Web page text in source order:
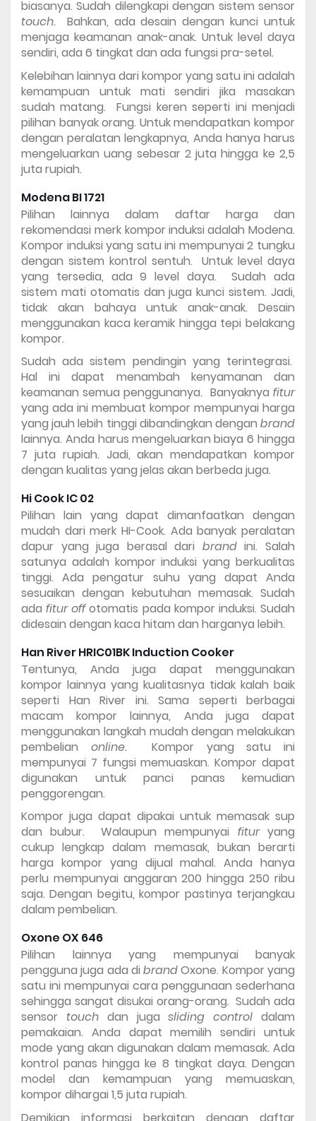
touch. Bahkan, ada desain dengan kunci untuk
menjaga keamanan anak-anak. Untuk level daya
sendiri, ada 6 tingkat dan ada fungsi pra-setel.
Kelebihan lainnya dari kompor yang satu ini adalah
kemampuan untuk mati sendiri jika masakan
sudah matang.  Fungsi keren seperti ini menjadi
pilihan banyak orang. Untuk mendapatkan kompor
dengan peralatan lengkapnya, Anda hanya harus
mengeluarkan uang sebesar 2 juta hingga ke 2,5
juta rupiah.
Modena BI 1721
Pilihan lainnya dalam daftar harga dan
rekomendasi merk kompor induksi adalah Modena.
Kompor induksi yang satu ini mempunyai 2 tungku
dengan sistem kontrol sentuh.  Untuk level daya
yang tersedia, ada 9 level daya.  Sudah ada
sistem mati otomatis dan juga kunci sistem. Jadi,
tidak akan bahaya untuk anak-anak. Desain
menggunakan kaca keramik hingga tepi belakang
kompor.
Sudah ada sistem pendingin yang terintegrasi.
Hal ini dapat menambah kenyamanan dan
keamanan semua penggunanya.  Banyaknya
fitur
yang ada ini membuat kompor mempunyai harga
yang jauh lebih tinggi dibandingkan dengan
lainnya. Anda harus mengeluarkan biaya 6 hingga
7 juta rupiah. Jadi, akan mendapatkan kompor
dengan kualitas yang jelas akan berbeda juga.
Hi Cook IC 02
Pilihan lain yang dapat dimanfaatkan dengan
mudah dari merk HI-Cook. Ada banyak peralatan
dapur yang juga berasal dari brand ini. Salah
satunya adalah kompor induksi yang berkualitas
tinggi. Ada pengatur suhu yang dapat Anda
sesuaikan dengan kebutuhan memasak. Sudah
ada fitur off otomatis pada kompor induksi. Sudah
didesain dengan kaca hitam dan harganya lebih.
Han River HRIC01BK Induction Cooker
Tentunya, Anda juga dapat menggunakan
kompor lainnya yang kualitasnya tidak kalah baik
seperti Han River ini. Sama seperti berbagai
macam kompor lainnya, Anda juga dapat
menggunakan langkah mudah dengan melakukan
pembelian online. Kompor yang satu ini
mempunyai 7 fungsi memuaskan. Kompor dapat
digunakan untuk panci panas kemudian
penggorengan.
Kompor juga dapat dipakai untuk memasak sup
dan bubur.  Walaupun mempunyai fitur yang
cukup lengkap dalam memasak, bukan berarti
harga kompor yang dijual mahal. Anda hanya
perlu mempunyai anggaran 200 hingga 250 ribu
saja. Dengan begitu, kompor pastinya terjangkau
dalam pembelian.
Oxone OX 646
Pilihan lainnya yang mempunyai banyak
pengguna juga ada di brand Oxone. Kompor yang
satu ini mempunyai cara penggunaan sederhana
sehingga sangat disukai orang-orang.  Sudah ada
sensor touch dan juga sliding control dalam
pemakaian. Anda dapat memilih sendiri untuk
mode yang akan digunakan dalam memasak. Ada
kontrol panas hingga ke 8 tingkat daya. Dengan
model dan kemampuan yang memuaskan,
kompor dihargai 1,5 juta rupiah.
Demikian informasi berkaitan dengan daftar